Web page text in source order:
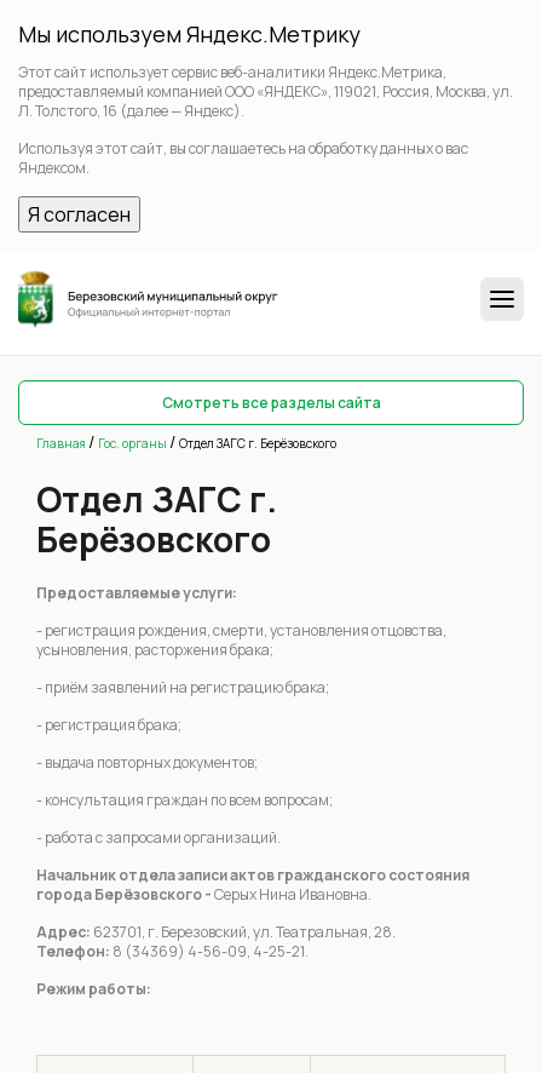
Мы используем Яндекс.Метрику
Этот сайт использует сервис веб-аналитики Яндекс.Метрика,
предоставляемый компанией ООО «ЯНДЕКС», 119021, Россия, Москва, ул.
Л. Толстого, 16 (далее — Яндекс).
Используя этот сайт, вы соглашаетесь на обработку данных о вас
Яндексом.
Я согласен
Смотреть все разделы сайта
Главная / Гос. органы / Отдел ЗАГС г. Берёзовского
Отдел ЗАГС г.
Берёзовского
Предоставляемые услуги:
- регистрация рождения, смерти, установления отцовства,
усыновления, расторжения брака;
- приём заявлений на регистрацию брака;
- регистрация брака;
- выдача повторных документов;
- консультация граждан по всем вопросам;
- работа с запросами организаций.
Начальник отдела записи актов гражданского состояния
города Берёзовского -Серых Нина Ивановна.
Адрес: 623701, г. Березовский, ул. Театральная, 28.
Телефон: 8 (34369) 4-56-09, 4-25-21.
Режим работы: